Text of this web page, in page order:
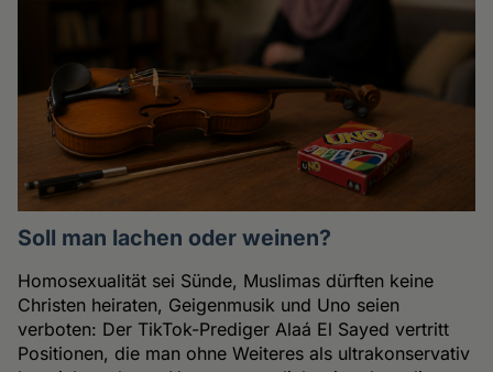
Soll man lachen oder weinen?
Homosexualität sei Sünde, Muslimas dürften keine
Christen heiraten, Geigenmusik und Uno seien
verboten: Der TikTok-Prediger Alaá El Sayed vertritt
Positionen, die man ohne Weiteres als ultrakonservativ